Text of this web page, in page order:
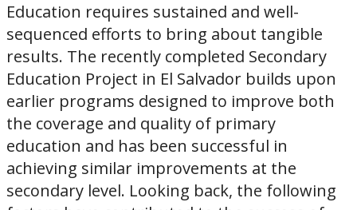
Education requires sustained and well-
sequenced efforts to bring about tangible
results. The recently completed Secondary
Education Project in El Salvador builds upon
earlier programs designed to improve both
the coverage and quality of primary
education and has been successful in
achieving similar improvements at the
secondary level. Looking back, the following